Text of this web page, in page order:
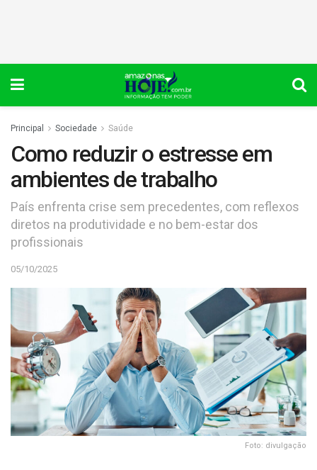
Principal Sociedade Saúde
Como reduzir o estresse em
ambientes de trabalho
País enfrenta crise sem precedentes, com reflexos
diretos na produtividade e no bem-estar dos
profissionais
05/10/2025
Foto: divulgação